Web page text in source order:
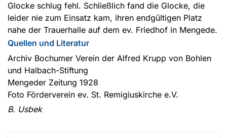
Glocke schlug fehl. Schließlich fand die Glocke, die
leider nie zum Einsatz kam, ihren endgültigen Platz
nahe der Trauerhalle auf dem ev. Friedhof in Mengede.
Quellen und Literatur
Archiv Bochumer Verein der Alfred Krupp von Bohlen
und Halbach-Stiftung
Mengeder Zeitung 1928
Foto Förderverein ev. St. Remigiuskirche e.V.
B. Usbek